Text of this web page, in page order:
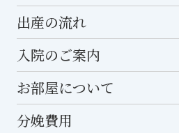
出産の流れ
入院のご案内
お部屋について
分娩費用